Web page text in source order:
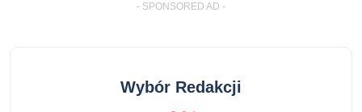
- SPONSORED AD -
Wybór Redakcji